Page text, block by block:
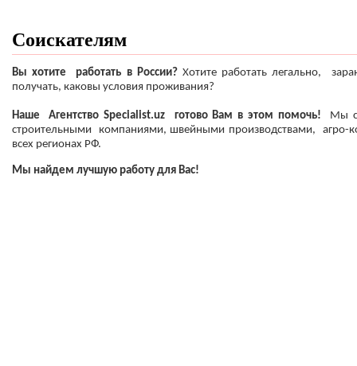
Соискателям
Вы хотите работать в России?Хотите работать легально,
получать, каковы условия проживания?
Наше Агентство Specialist.uz готово Вам в этом помочь! Мы
строительными компаниями, швейными производствами, агро-
всех регионах РФ.
Мы найдем лучшую работу для Вас!